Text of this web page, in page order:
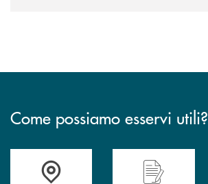
Come possiamo esservi utili?
Accedi all' elenco completo delle filiali .